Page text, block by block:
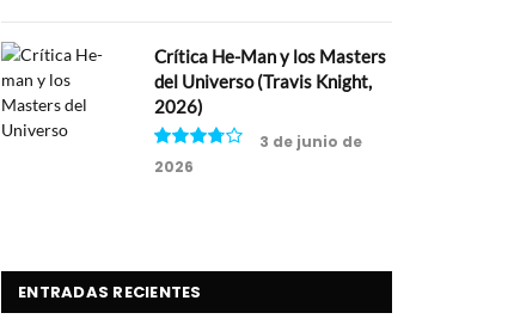
Crítica He-Man y los Masters
del Universo (Travis Knight,
2026)
7.5
3 de junio de
2026
ENTRADAS RECIENTES